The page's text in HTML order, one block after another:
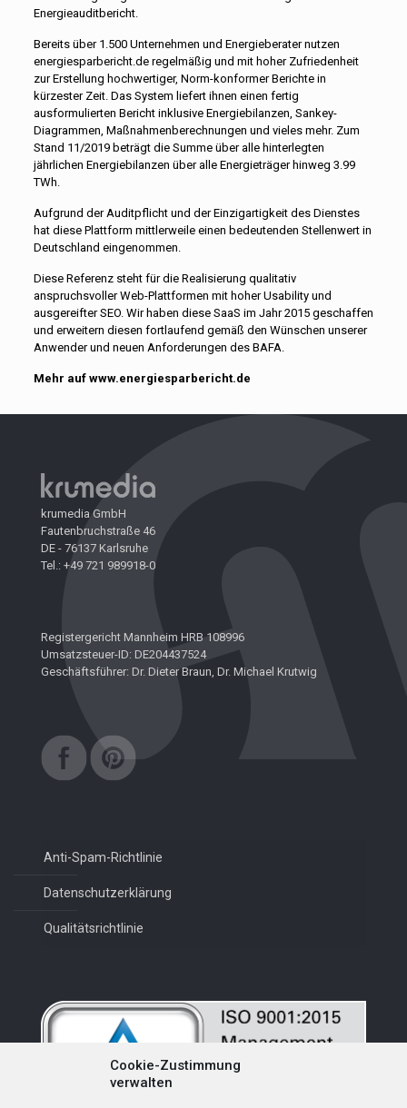
Cookie-Zustimmung
verwalten
Energieauditbericht.
Bereits über 1.500 Unternehmen und Energieberater nutzen
energiesparbericht.de regelmäßig und mit hoher Zufriedenheit
zur Erstellung hochwertiger, Norm-konformer Berichte in
kürzester Zeit. Das System liefert ihnen einen fertig
ausformulierten Bericht inklusive Energiebilanzen, Sankey-
Diagrammen, Maßnahmenberechnungen und vieles mehr. Zum
Stand 11/2019 beträgt die Summe über alle hinterlegten
jährlichen Energiebilanzen über alle Energieträger hinweg 3.99
TWh.
Aufgrund der Auditpflicht und der Einzigartigkeit des Dienstes
hat diese Plattform mittlerweile einen bedeutenden Stellenwert in
Deutschland eingenommen.
Diese Referenz steht für die Realisierung qualitativ
anspruchsvoller Web-Plattformen mit hoher Usability und
ausgereifter SEO. Wir haben diese SaaS im Jahr 2015 geschaffen
und erweitern diesen fortlaufend gemäß den Wünschen unserer
Anwender und neuen Anforderungen des BAFA.
Mehr auf www.energiesparbericht.de
krumedia GmbH
Fautenbruchstraße 46
DE - 76137 Karlsruhe
Tel.: +49 721 989918-0
Registergericht Mannheim HRB 108996
Umsatzsteuer-ID: DE204437524
Geschäftsführer: Dr. Dieter Braun, Dr. Michael Krutwig
Anti-Spam-Richtlinie
Datenschutzerklärung
Qualitätsrichtlinie